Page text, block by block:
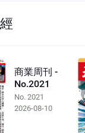
商業周刊 -
No.2021
No. 2021
2026-08-10